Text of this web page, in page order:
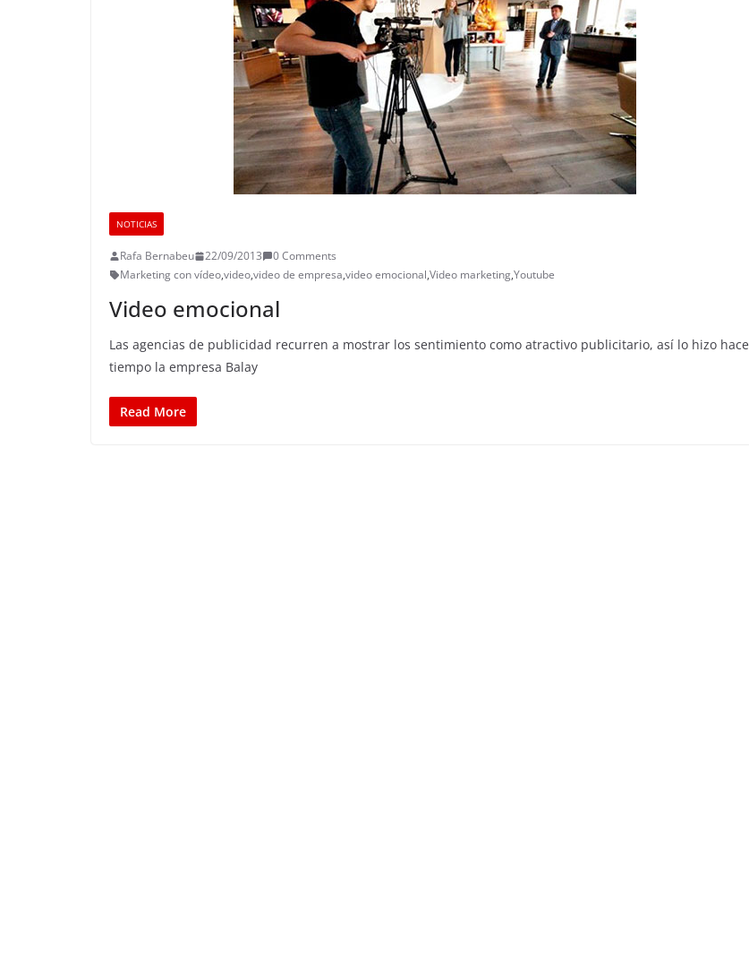
NOTICIAS
Rafa Bernabeu 22/09/2013
0 Comments
Marketing con vídeo,video,video de empresa,video emocional,Video marketing,Youtube
Video emocional
Las agencias de publicidad recurren a mostrar los sentimiento como atractivo publicitario, así lo hizo hace
tiempo la empresa Balay
Read More